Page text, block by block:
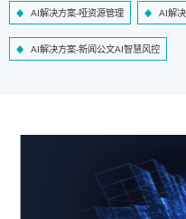
AI解决方案-哑资源管理 AI解
AI解决方案-新闻公文AI智慧风控